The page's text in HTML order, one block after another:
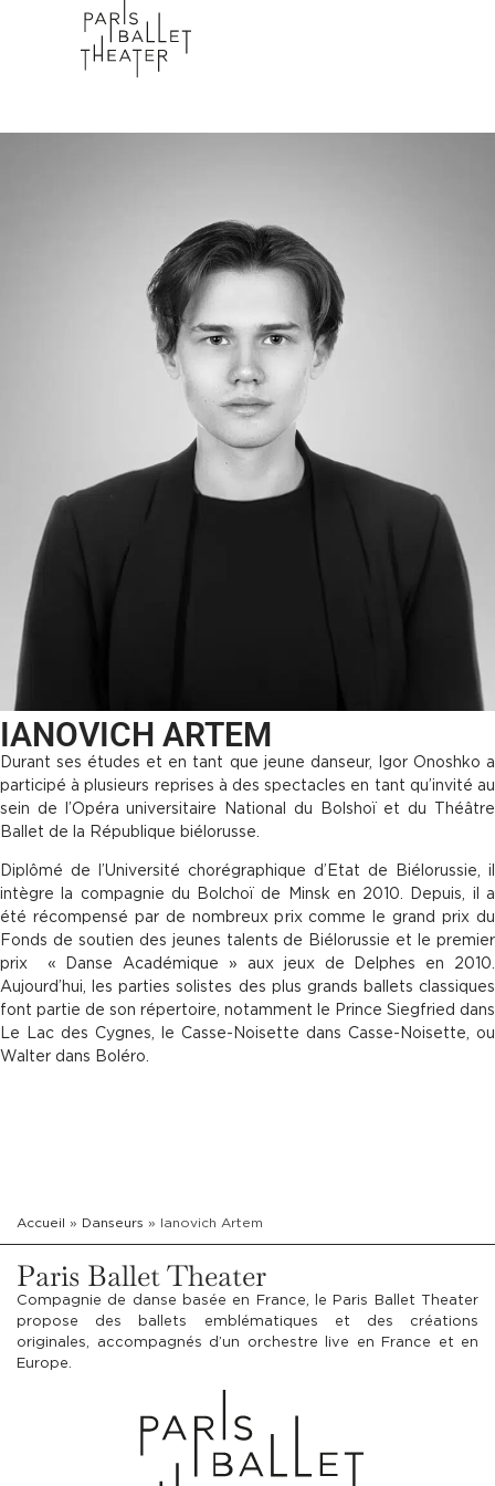
IANOVICH ARTEM
Durant ses études et en tant que jeune danseur, Igor Onoshko a
participé à plusieurs reprises à des spectacles en tant qu’invité au
sein de l’Opéra universitaire National du Bolshoï et du Théâtre
Ballet de la République biélorusse.
Diplômé de l’Université chorégraphique d’Etat de Biélorussie, il
intègre la compagnie du Bolchoï de Minsk en 2010. Depuis, il a
été récompensé par de nombreux prix comme le grand prix du
Fonds de soutien des jeunes talents de Biélorussie et le premier
prix « Danse Académique » aux jeux de Delphes en 2010.
Aujourd’hui, les parties solistes des plus grands ballets classiques
font partie de son répertoire, notamment le Prince Siegfried dans
Le Lac des Cygnes, le Casse-Noisette dans Casse-Noisette, ou
Walter dans Boléro.
Accueil » Danseurs » Ianovich Artem
Paris Ballet Theater
Compagnie de danse basée en France, le Paris Ballet Theater
propose des ballets emblématiques et des créations
originales, accompagnés d’un orchestre live en France et en
Europe.